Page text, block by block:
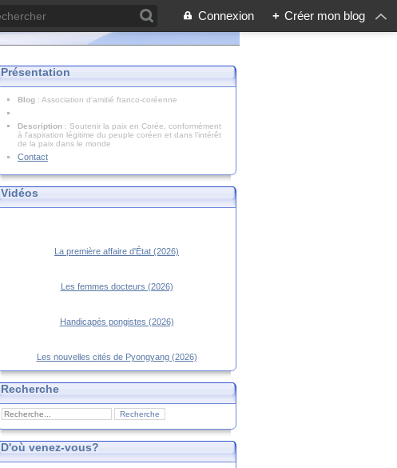
Connexion + Créer mon blog
Présentation
Blog : Association d'amitié franco-coréenne
Description : Soutenir la paix en Corée, conformément
à l'aspiration légitime du peuple coréen et dans l’intérêt
de la paix dans le monde
Contact
Vidéos
La première affaire d'État (2026)
Les femmes docteurs (2026)
Handicapés pongistes (2026)
Les nouvelles cités de Pyongyang (2026)
Recherche
D'où venez-vous?